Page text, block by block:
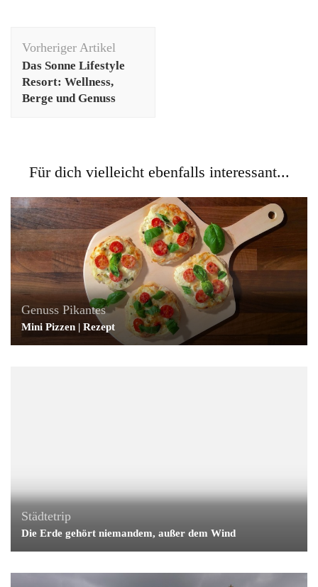
Vorheriger Artikel
Das Sonne Lifestyle
Resort: Wellness,
Berge und Genuss
Für dich vielleicht ebenfalls interessant...
Genuss Pikantes
Mini Pizzen | Rezept
Städtetrip
Die Erde gehört niemandem, außer dem Wind